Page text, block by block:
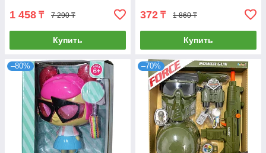
1 458 ₸ 7 290 ₸
Купить
372 ₸ 1 860 ₸
Купить
–80% –70%